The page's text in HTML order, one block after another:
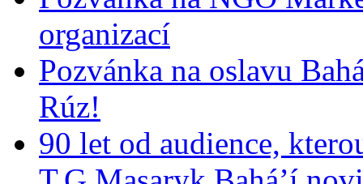
organizací
Pozvánka na oslavu
Rúz!
90 let od audience,